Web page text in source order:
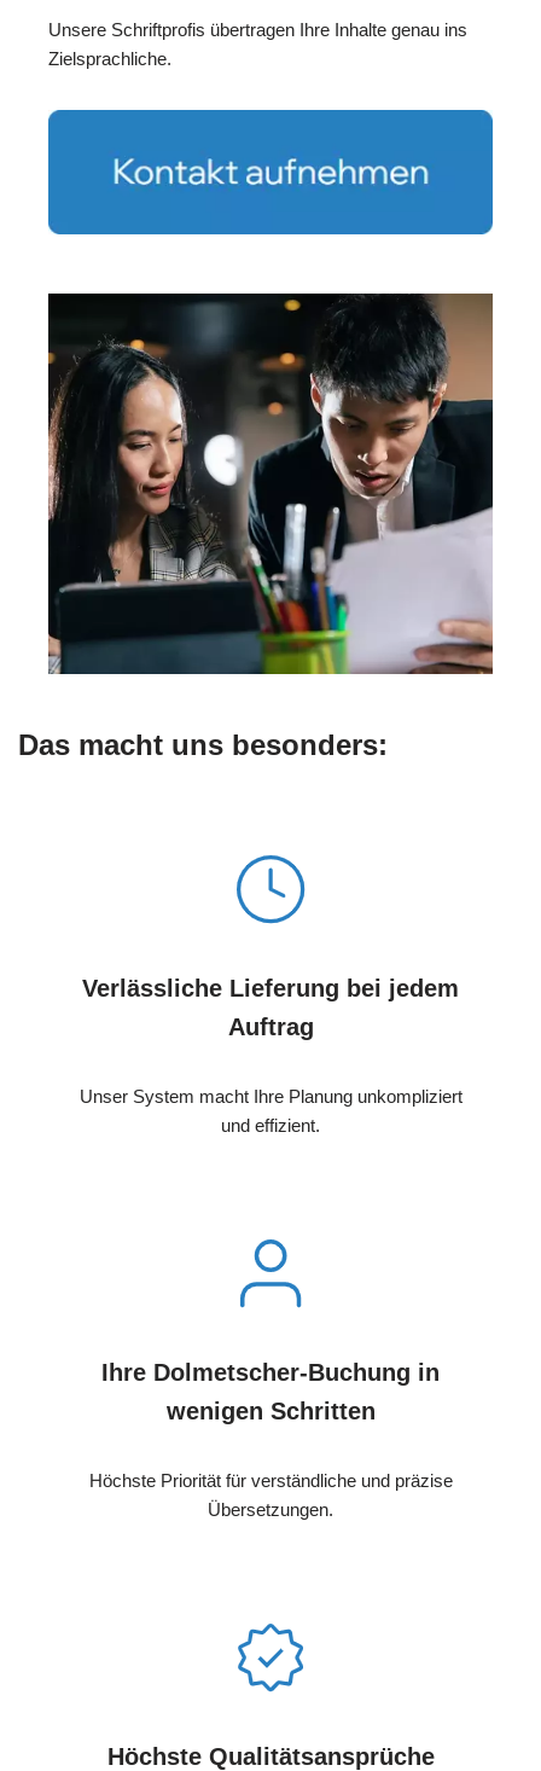
Unsere Schriftprofis übertragen Ihre Inhalte genau ins
Zielsprachliche.
Das macht uns besonders:
Verlässliche Lieferung bei jedem
Auftrag
Unser System macht Ihre Planung unkompliziert
und effizient.
Ihre Dolmetscher-Buchung in
wenigen Schritten
Höchste Priorität für verständliche und präzise
Übersetzungen.
Höchste Qualitätsansprüche